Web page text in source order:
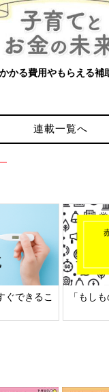
をわかり 【ワクチ
連載一覧へ
きの」赤ちゃん・